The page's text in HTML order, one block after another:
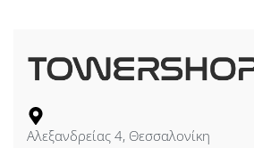
Αλεξανδρείας 4, Θεσσαλονίκη